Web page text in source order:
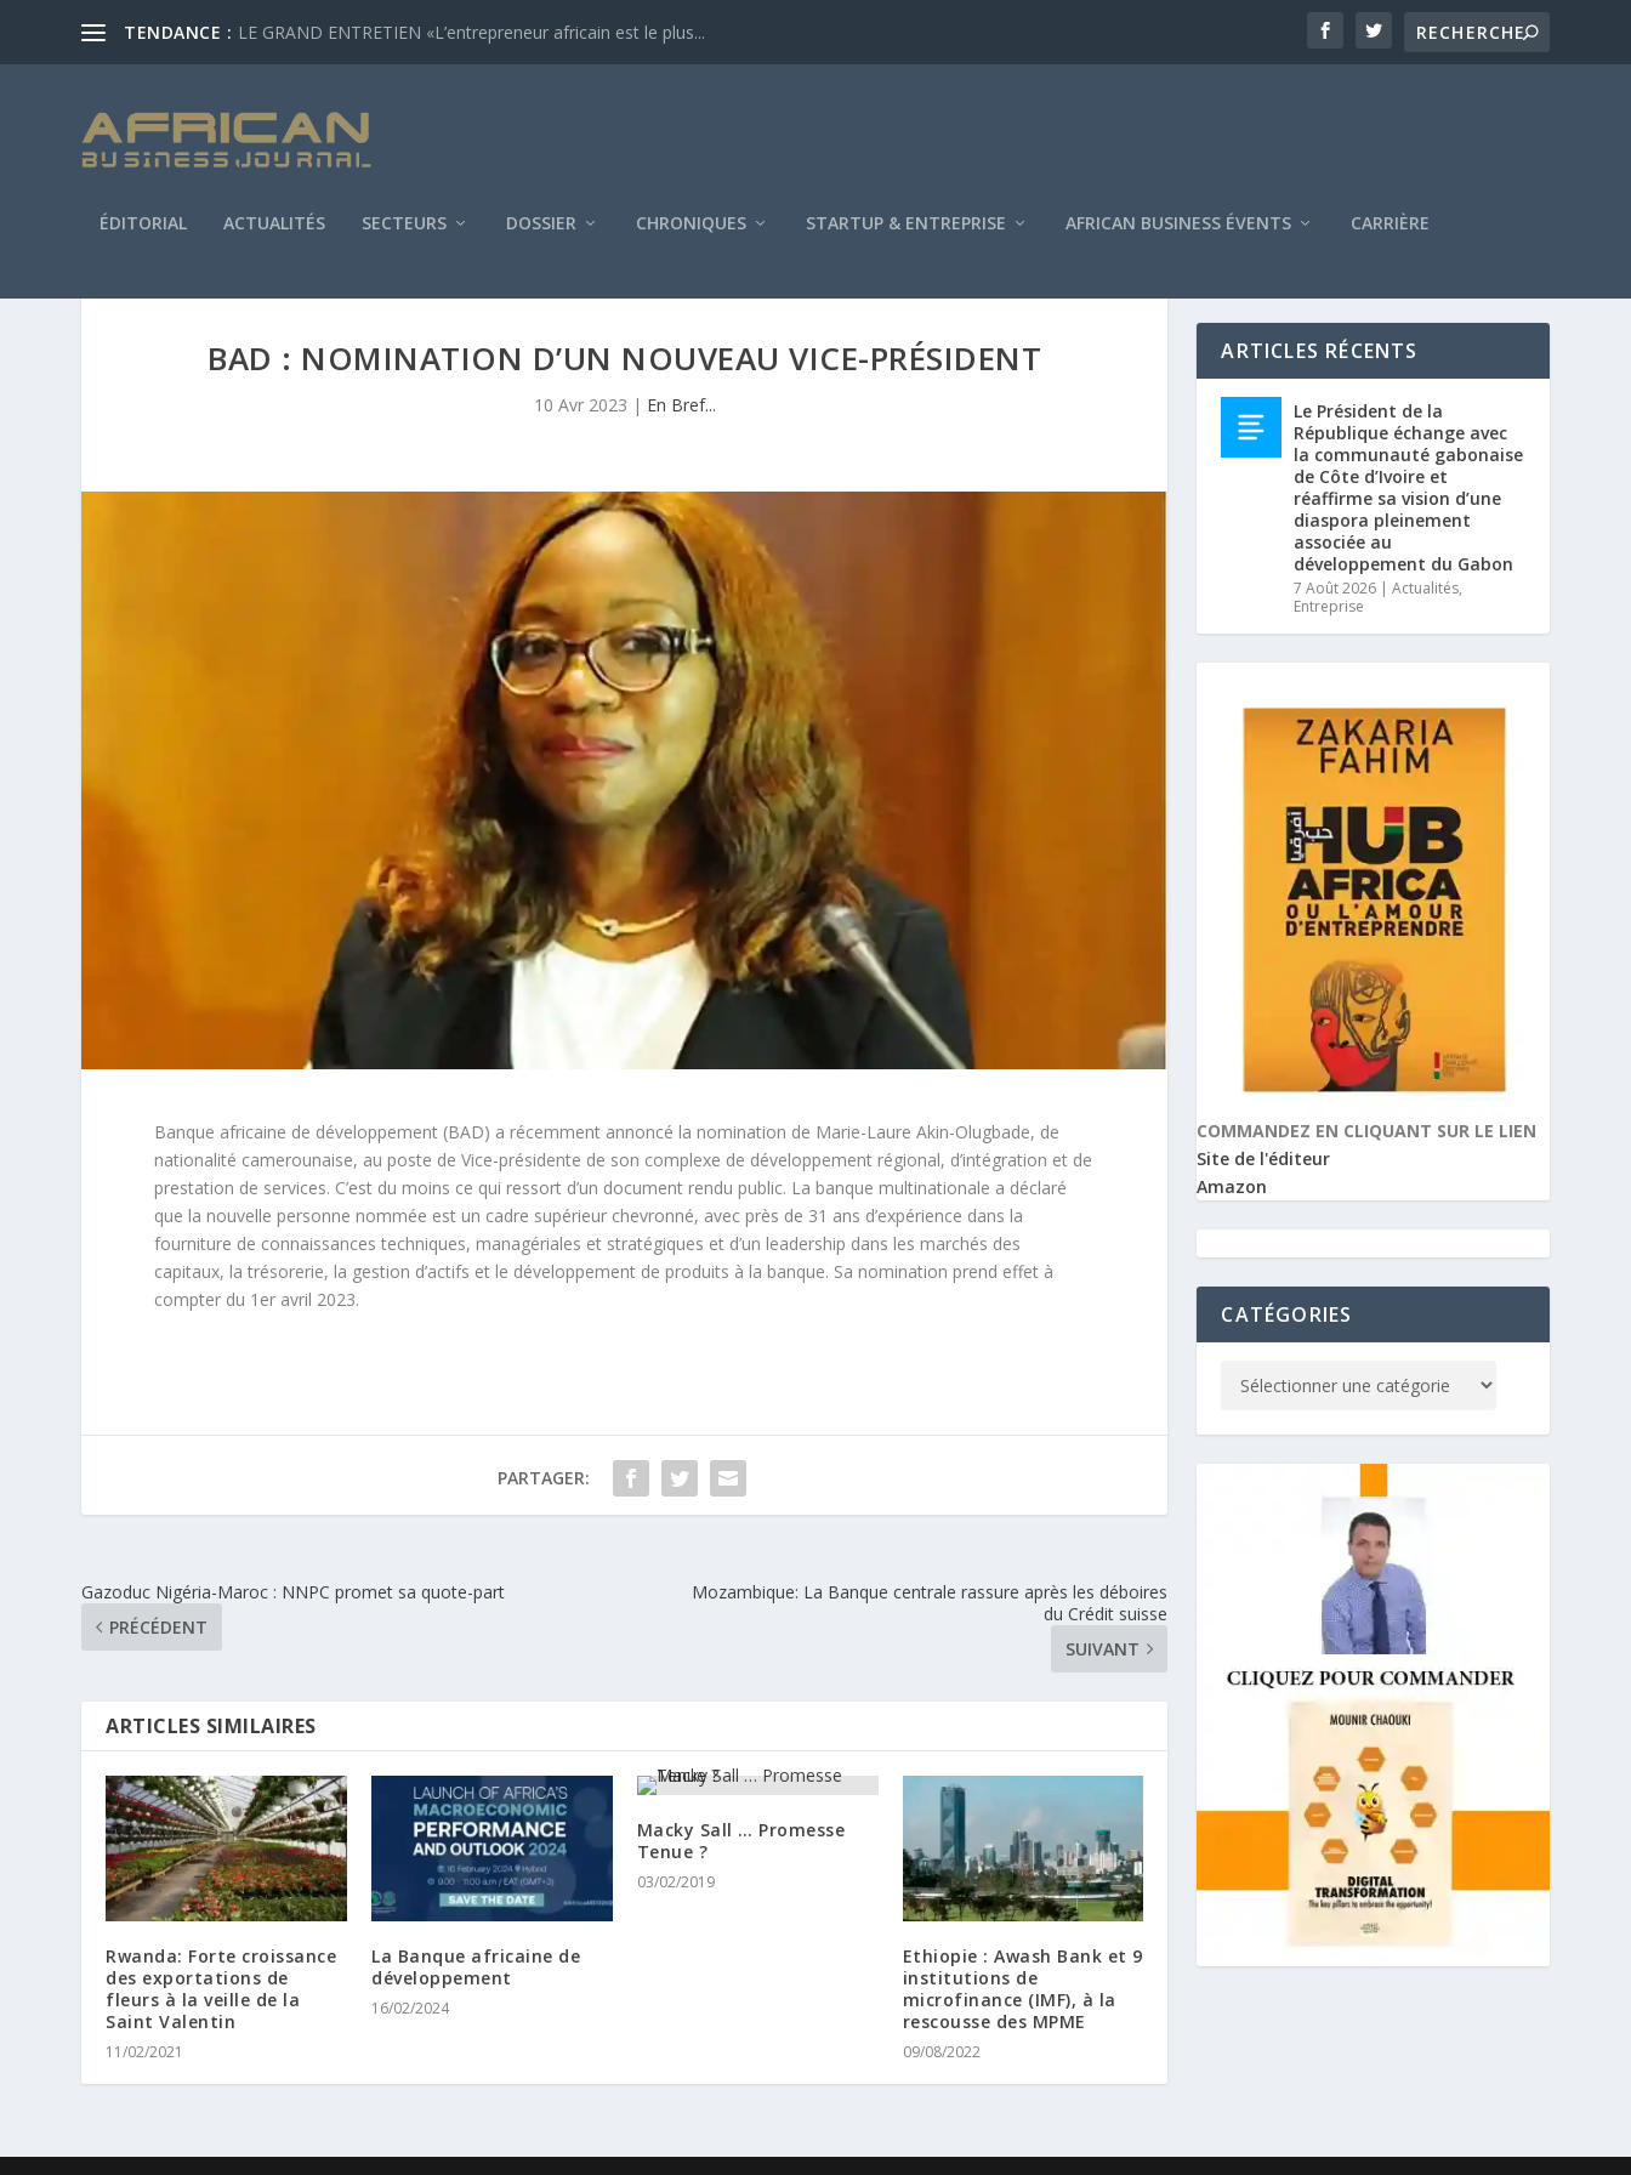
TENDANCE : LE GRAND ENTRETIEN «L’entrepreneur africain est le plus...
ÉDITORIAL ACTUALITÉS SECTEURS DOSSIER CHRONIQUES STARTUP & ENTREPRISE AFRICAN BUSINESS ÉVENTS CARRIÈRE
BAD : NOMINATION D’UN NOUVEAU VICE-PRÉSIDENT
10 Avr 2023 | En Bref...
Banque africaine de développement (BAD) a récemment annoncé la nomination de Marie-Laure Akin-Olugbade, de
nationalité camerounaise, au poste de Vice-présidente de son complexe de développement régional, d’intégration et de
prestation de services. C’est du moins ce qui ressort d’un document rendu public. La banque multinationale a déclaré
que la nouvelle personne nommée est un cadre supérieur chevronné, avec près de 31 ans d’expérience dans la
fourniture de connaissances techniques, managériales et stratégiques et d’un leadership dans les marchés des
capitaux, la trésorerie, la gestion d’actifs et le développement de produits à la banque. Sa nomination prend effet à
compter du 1er avril 2023.
PARTAGER:
Gazoduc Nigéria-Maroc : NNPC promet sa quote-part
PRÉCÉDENT
Mozambique: La Banque centrale rassure après les déboires
du Crédit suisse
SUIVANT
ARTICLES SIMILAIRES
Rwanda: Forte croissance
des exportations de
fleurs à la veille de la
Saint Valentin
11/02/2021
La Banque africaine de
développement
16/02/2024
Macky Sall … Promesse
Tenue ?
03/02/2019
Ethiopie : Awash Bank et 9
institutions de
microfinance (IMF), à la
rescousse des MPME
09/08/2022
ARTICLES RÉCENTS
Le Président de la
République échange avec
la communauté gabonaise
de Côte d’Ivoire et
réaffirme sa vision d’une
diaspora pleinement
associée au
développement du Gabon
7 Août 2026 |Actualités,
Entreprise
COMMANDEZ EN CLIQUANT SUR LE LIEN
Site de l'éditeur
Amazon
CATÉGORIES